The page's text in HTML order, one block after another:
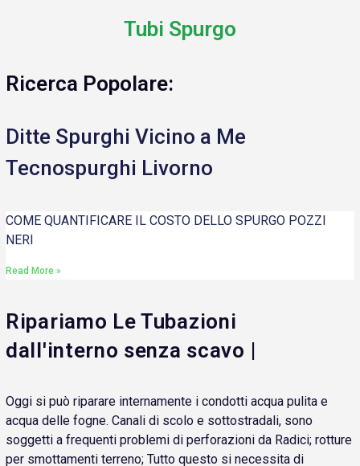
Tubi Spurgo
Ricerca Popolare:
Ditte Spurghi Vicino a Me
Tecnospurghi Livorno
COME QUANTIFICARE IL COSTO DELLO SPURGO POZZI
NERI
Read More »
Ripariamo Le Tubazioni
dall'interno senza scavo |
Oggi si può riparare internamente i condotti acqua pulita e
acqua delle fogne. Canali di scolo e sottostradali, sono
soggetti a frequenti problemi di perforazioni da Radici; rotture
per smottamenti terreno; Tutto questo si necessita di